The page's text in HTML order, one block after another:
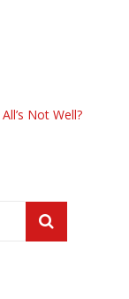
Not Well?